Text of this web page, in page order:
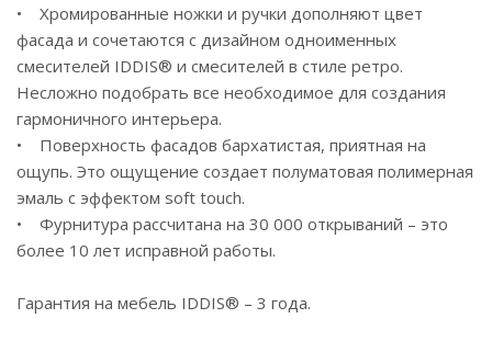
• Хромированные ножки и ручки дополняют цвет
фасада и сочетаются с дизайном одноименных
смесителей IDDIS® и смесителей в стиле ретро.
Несложно подобрать все необходимое для создания
гармоничного интерьера.
• Поверхность фасадов бархатистая, приятная на
ощупь. Это ощущение создает полуматовая полимерная
эмаль с эффектом soft touch.
• Фурнитура рассчитана на 30 000 открываний – это
более 10 лет исправной работы.
Гарантия на мебель IDDIS® – 3 года.